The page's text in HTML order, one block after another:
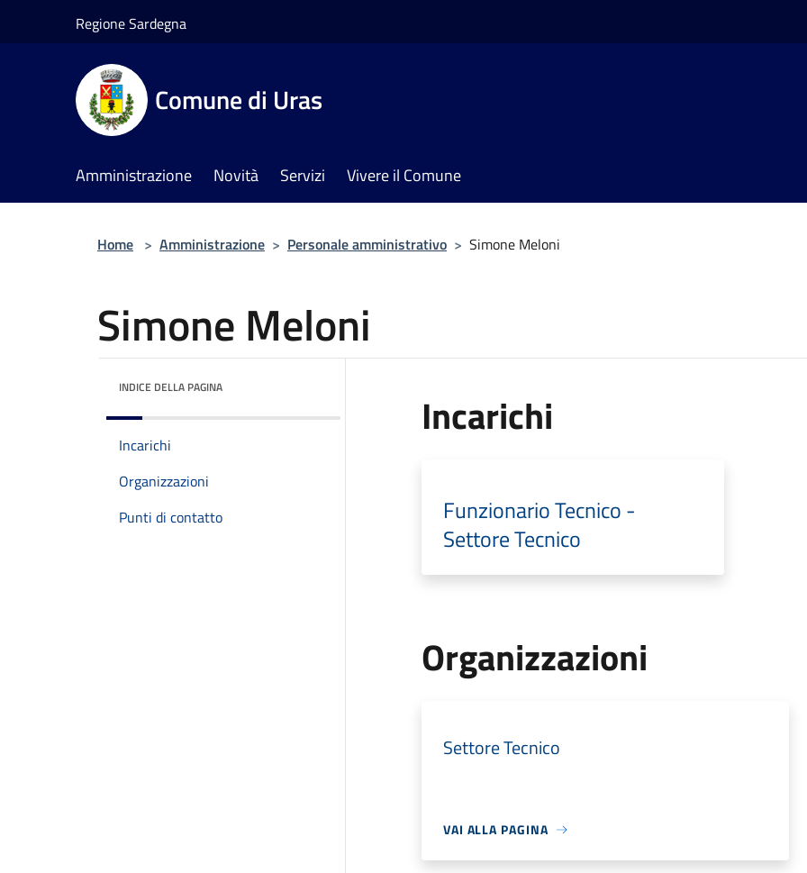
Regione Sardegna
Comune di Uras
Amministrazione Novità Servizi Vivere il Comune
Home > Amministrazione > Personale amministrativo > Simone Meloni
Simone Meloni
INDICE DELLA PAGINA
Incarichi
Organizzazioni
Punti di contatto
Incarichi
Funzionario Tecnico -
Settore Tecnico
Organizzazioni
Settore Tecnico
VAI ALLA PAGINA